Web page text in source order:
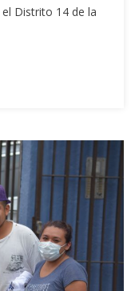
Distrito 14 de la